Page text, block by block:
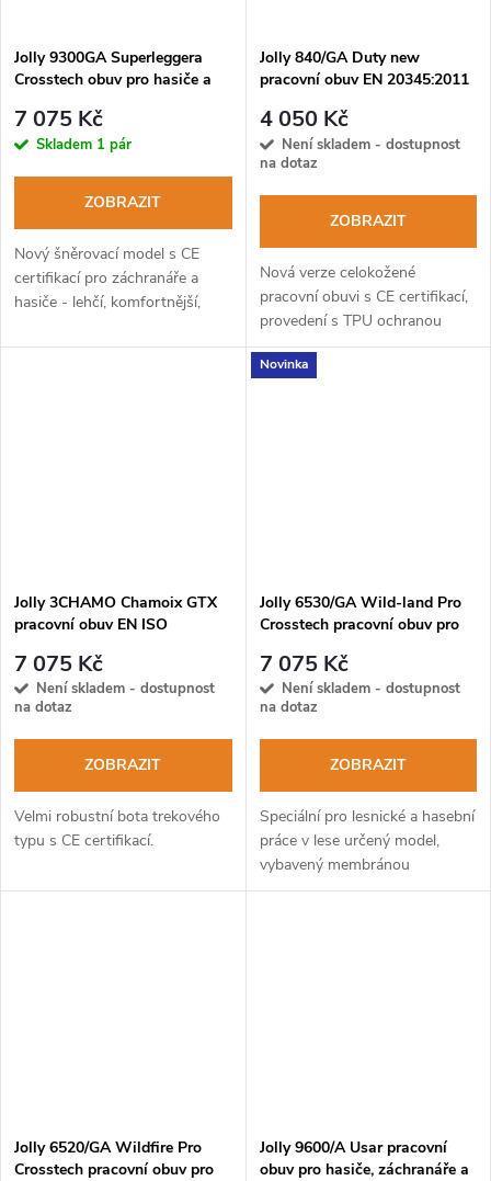
Jolly 9300GA Superleggera
Crosstech obuv pro hasiče a
7 075 Kč
Skladem 1 pár
ZOBRAZIT
Nový šněrovací model s CE
certifikací pro záchranáře a
hasiče - lehčí, komfortnější,
Jolly 840/GA Duty new
pracovní obuv EN 20345:2011
4 050 Kč
Není skladem - dostupnost
na dotaz
ZOBRAZIT
Nová verze celokožené
pracovní obuvi s CE certifikací,
provedení s TPU ochranou
špičky.
Jolly 3CHAMO Chamoix GTX
pracovní obuv EN ISO
7 075 Kč
Není skladem - dostupnost
na dotaz
ZOBRAZIT
Velmi robustní bota trekového
typu s CE certifikací.
Novinka
Jolly 6530/GA Wild-land Pro
Crosstech pracovní obuv pro
7 075 Kč
Není skladem - dostupnost
na dotaz
ZOBRAZIT
Speciální pro lesnické a hasební
práce v lese určený model,
vybavený membránou
Crosstech.
Jolly 6520/GA Wildfire Pro
Crosstech pracovní obuv pro
Jolly 9600/A Usar pracovní
obuv pro hasiče, záchranáře a